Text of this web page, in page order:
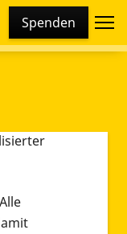
Spenden
und
und